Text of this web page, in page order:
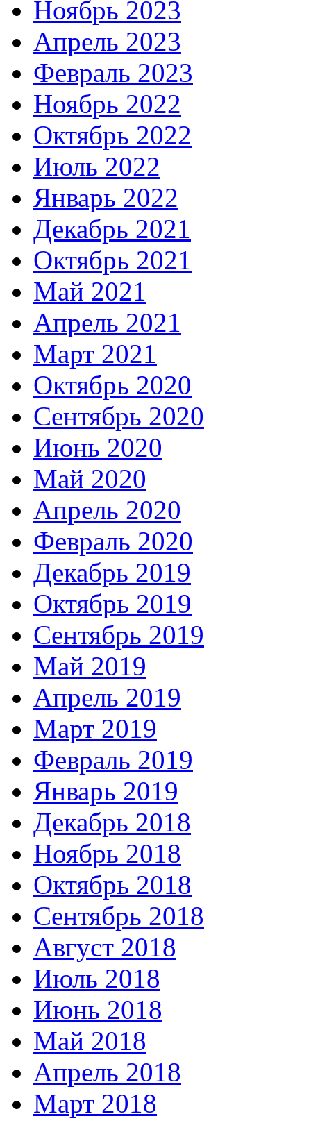
Ноябрь 2023
Апрель 2023
Февраль 2023
Ноябрь 2022
Октябрь 2022
Июль 2022
Январь 2022
Декабрь 2021
Октябрь 2021
Май 2021
Апрель 2021
Март 2021
Октябрь 2020
Сентябрь 2020
Июнь 2020
Май 2020
Апрель 2020
Февраль 2020
Декабрь 2019
Октябрь 2019
Сентябрь 2019
Май 2019
Апрель 2019
Март 2019
Февраль 2019
Январь 2019
Декабрь 2018
Ноябрь 2018
Октябрь 2018
Сентябрь 2018
Август 2018
Июль 2018
Июнь 2018
Май 2018
Апрель 2018
Март 2018